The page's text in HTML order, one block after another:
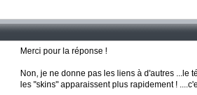
Merci pour la réponse !
Non, je ne donne pas les liens à d'autres ...le
les "skins" apparaissent plus rapidement !